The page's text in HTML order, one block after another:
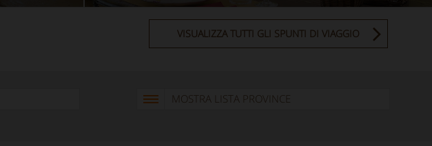
VISUALIZZA TUTTI GLI SPUNTI DI VIAGGIO
MOSTRA LISTA PROVINCE